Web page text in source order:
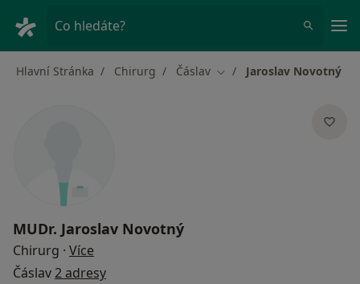
Co hledáte?
Hlavní Stránka Chirurg Čáslav Změna města
Jaroslav Novotný
MUDr. Jaroslav Novotný
Chirurg · Více
Čáslav2 adresy